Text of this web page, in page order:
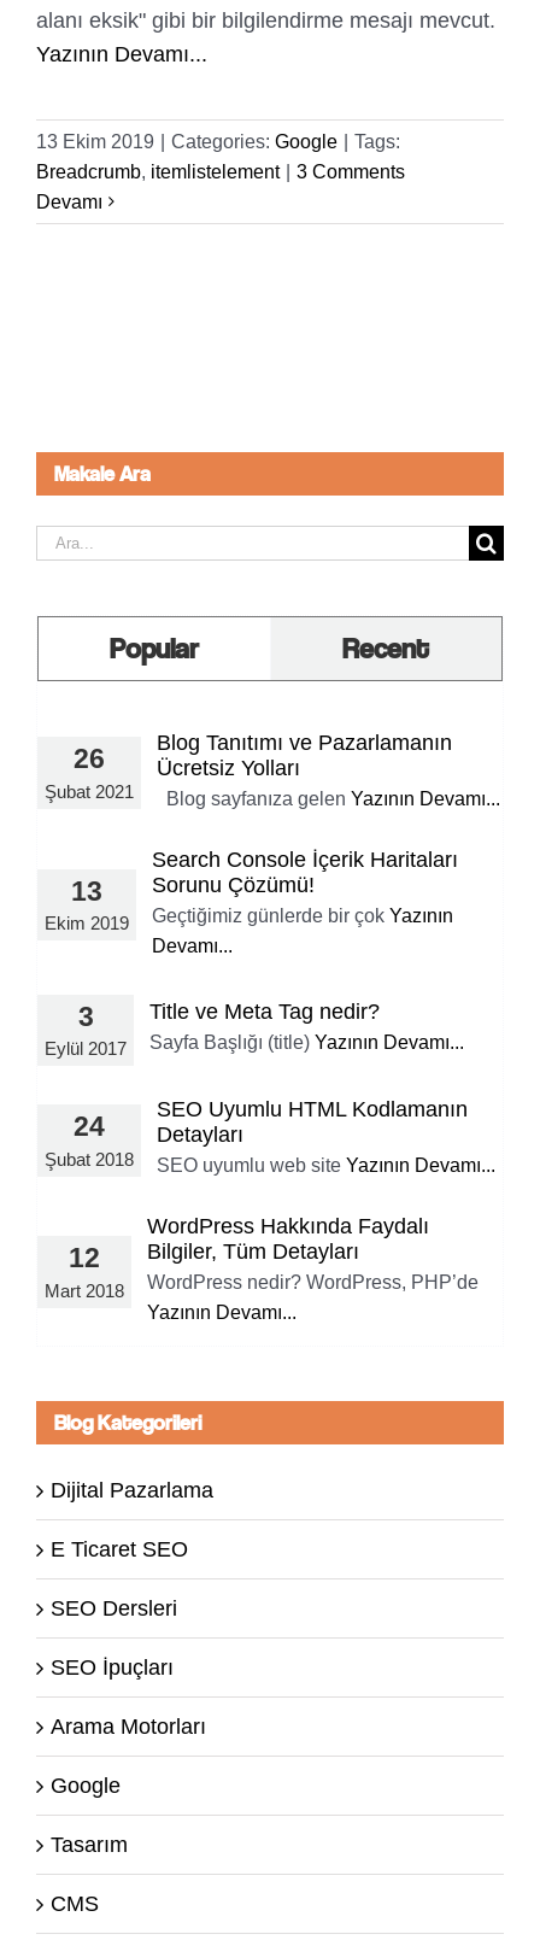
alanı eksik" gibi bir bilgilendirme mesajı mevcut.
Yazının Devamı...
13 Ekim 2019 Categories: Google
Tags:
Breadcrumb, itemlistelement
3 Comments
Devamı
Makale Ara
Ara:
Popular Recent
26
Şubat 2021
Blog Tanıtımı ve Pazarlamanın
Ücretsiz Yolları
Blog sayfanıza gelen Yazının Devamı...
13
Ekim 2019
Search Console İçerik Haritaları
Sorunu Çözümü!
Geçtiğimiz günlerde bir çok Yazının
Devamı...
3
Eylül 2017
Title ve Meta Tag nedir?
Sayfa Başlığı (title) Yazının Devamı...
24
Şubat 2018
SEO Uyumlu HTML Kodlamanın
Detayları
SEO uyumlu web site Yazının Devamı...
12
Mart 2018
WordPress Hakkında Faydalı
Bilgiler, Tüm Detayları
WordPress nedir? WordPress, PHP’de
Yazının Devamı...
Blog Kategorileri
Dijital Pazarlama
E Ticaret SEO
SEO Dersleri
SEO İpuçları
Arama Motorları
Google
Tasarım
CMS